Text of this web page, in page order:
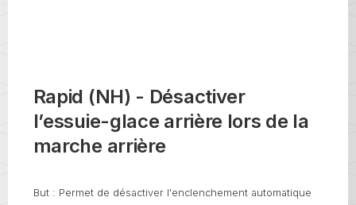
Rapid (NH) - Désactiver
l’essuie-glace arrière lors de la
marche arrière
But : Permet de désactiver l'enclenchement automatique